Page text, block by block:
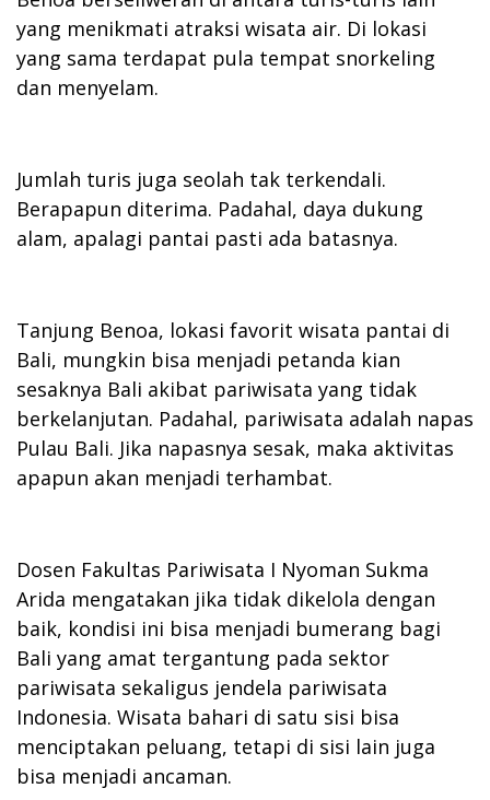
yang menikmati atraksi wisata air. Di lokasi
yang sama terdapat pula tempat snorkeling
dan menyelam.
Jumlah turis juga seolah tak terkendali.
Berapapun diterima. Padahal, daya dukung
alam, apalagi pantai pasti ada batasnya.
Tanjung Benoa, lokasi favorit wisata pantai di
Bali, mungkin bisa menjadi petanda kian
sesaknya Bali akibat pariwisata yang tidak
berkelanjutan. Padahal, pariwisata adalah napas
Pulau Bali. Jika napasnya sesak, maka aktivitas
apapun akan menjadi terhambat.
Dosen Fakultas Pariwisata I Nyoman Sukma
Arida mengatakan jika tidak dikelola dengan
baik, kondisi ini bisa menjadi bumerang bagi
Bali yang amat tergantung pada sektor
pariwisata sekaligus jendela pariwisata
Indonesia. Wisata bahari di satu sisi bisa
menciptakan peluang, tetapi di sisi lain juga
bisa menjadi ancaman.